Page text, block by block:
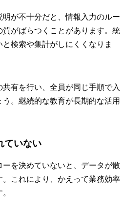
が不十分だと、情報入力のルー
がばらつくことがあります。統
検索や集計がしにくくなりま
有を行い、全員が同じ手順で入
。継続的な教育が長期的な活用
ていない
を決めていないと、データが散
これにより、かえって業務効率